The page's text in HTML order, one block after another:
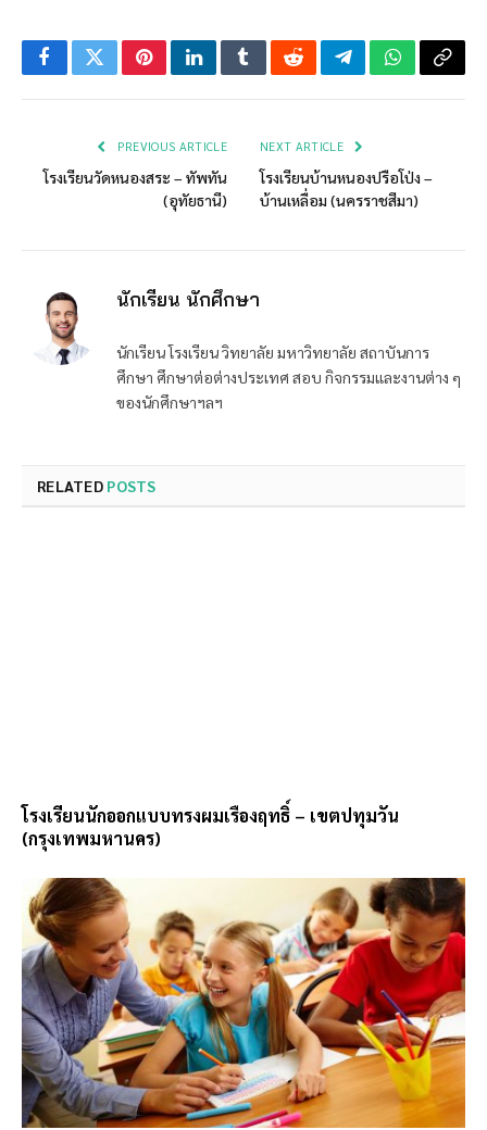
FacebookTwitterPinterestLinkedInTumblrRedditTelegramWhatsApp
Copy
PREVIOUS ARTICLE
โรงเรียนวัดหนองสระ – ทัพทัน
(อุทัยธานี)
NEXT ARTICLE
โรงเรียนบ้านหนองปรือโป่ง –
บ้านเหลื่อม (นครราชสีมา)
นักเรียน นักศึกษา
นักเรียน โรงเรียน วิทยาลัย มหาวิทยาลัย สถาบันการ
ศึกษา ศึกษาต่อต่างประเทศ สอบ กิจกรรมและงานต่าง ๆ
ของนักศึกษาฯลฯ
RELATED POSTS
โรงเรียนนักออกแบบทรงผมเรืองฤทธิ์ – เขตปทุมวัน
(กรุงเทพมหานคร)